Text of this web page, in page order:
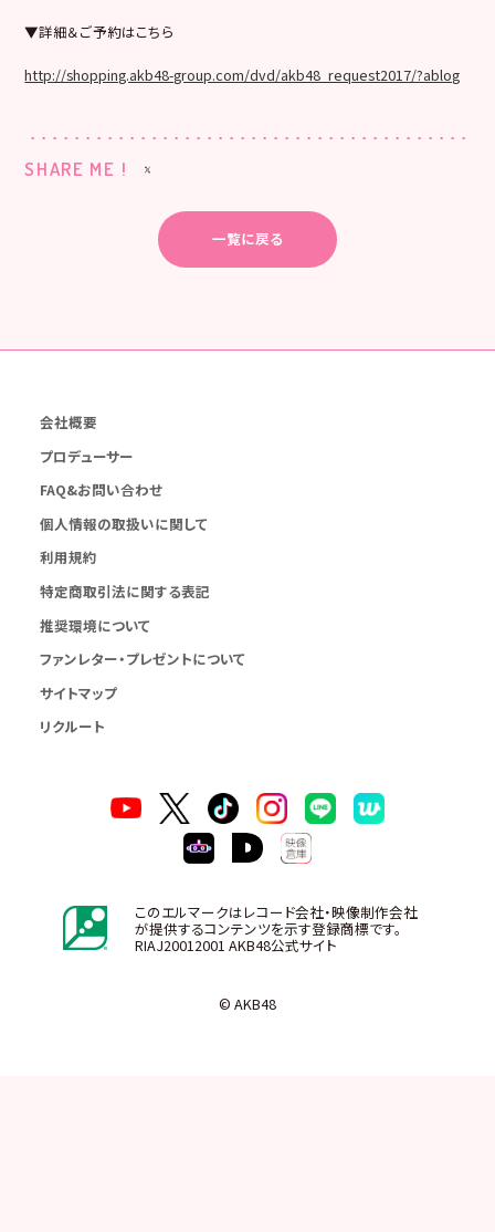
▼詳細＆ご予約はこちら
http://shopping.akb48-group.com/dvd/akb48_request2017/?ablog
SHARE ME !
一覧に戻る
会社概要
プロデューサー
FAQ&お問い合わせ
個人情報の取扱いに関して
利用規約
特定商取引法に関する表記
推奨環境について
ファンレター・プレゼントについて
サイトマップ
リクルート
このエルマークはレコード会社・映像制作会社
が提供するコンテンツを示す登録商標です。
RIAJ20012001 AKB48公式サイト
© AKB48